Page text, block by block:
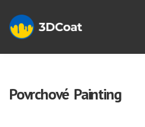
Povrchové Painting